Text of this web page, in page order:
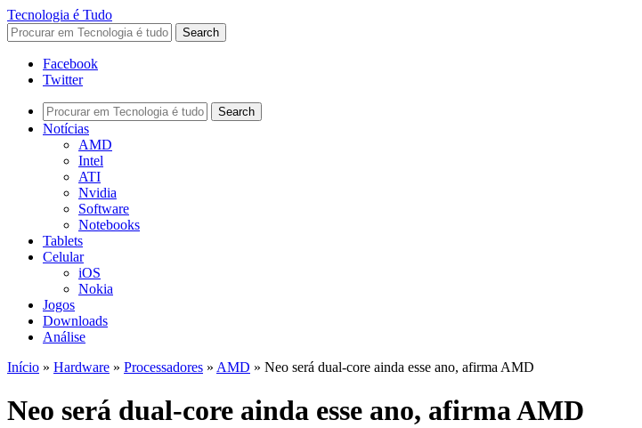
Tecnologia é Tudo
Facebook
Twitter
Notícias
AMD
Intel
ATI
Nvidia
Software
Notebooks
Tablets
Celular
iOS
Nokia
Jogos
Downloads
Análise
Início » Hardware » Processadores » AMD » Neo será dual-core ainda esse ano, afirma AMD
Neo será dual-core ainda esse ano, afirma AMD